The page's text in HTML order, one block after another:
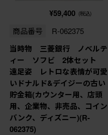
¥59,400 (税込)
商品番号 R-062375
当時物 三菱銀行 ノベルテ
ィー ソフビ 2体セット
遠足姿 レトロな表情が可愛
いドナルド&デイジーの古い
貯金箱(カウンター用、店頭
用、企業物、非売品、コイン
バンク、ディズニー)(R-
062375)